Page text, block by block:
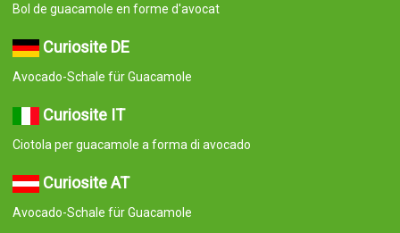
Bol de guacamole en forme d'avocat
Curiosite DE
Avocado-Schale für Guacamole
Curiosite IT
Ciotola per guacamole a forma di avocado
Curiosite AT
Avocado-Schale für Guacamole